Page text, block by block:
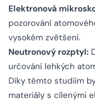
Elektronová
pozorování
vysokém zvětšení.
Neutronový rozptyl:
určování lehkých
Díky těmto studiím
materiály s cílenými